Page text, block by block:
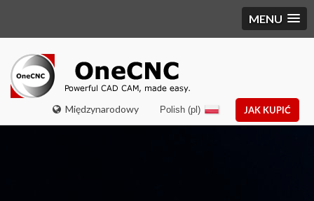
MENU
Międzynarodowy JAK KUPIĆ
Polish (pl)